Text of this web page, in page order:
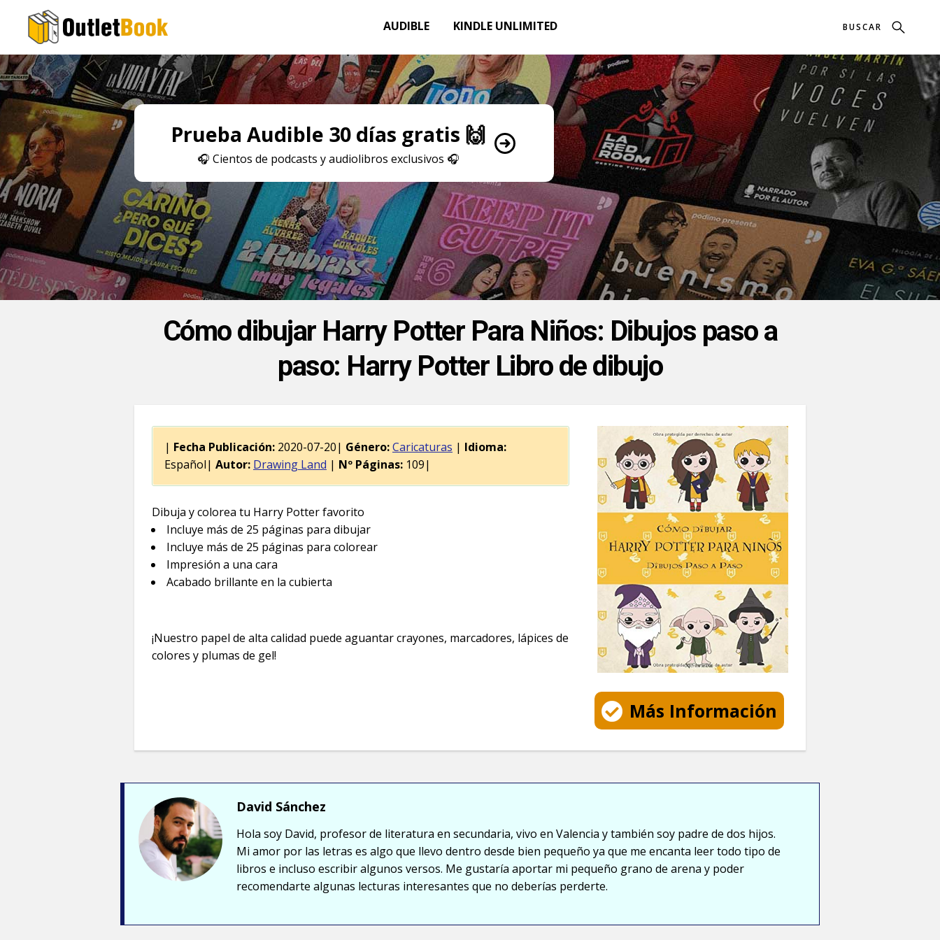
AUDIBLE KINDLE UNLIMITED
Prueba Audible 30 días gratis 🙌
🎧 Cientos de podcasts y audiolibros exclusivos 🎧
Cómo dibujar Harry Potter Para Niños: Dibujos paso a
paso: Harry Potter Libro de dibujo
Más Información
| Fecha Publicación: 2020-07-20| Género:Caricaturas | Idioma:
Español| Autor: Drawing Land | Nº Páginas: 109|
Dibuja y colorea tu Harry Potter favorito
Incluye más de 25 páginas para dibujar
Incluye más de 25 páginas para colorear
Impresión a una cara
Acabado brillante en la cubierta
¡Nuestro papel de alta calidad puede aguantar crayones, marcadores, lápices de
colores y plumas de gel!
David Sánchez
Hola soy David, profesor de literatura en secundaria, vivo en Valencia y también soy padre de dos hijos.
Mi amor por las letras es algo que llevo dentro desde bien pequeño ya que me encanta leer todo tipo de
libros e incluso escribir algunos versos. Me gustaría aportar mi pequeño grano de arena y poder
recomendarte algunas lecturas interesantes que no deberías perderte.